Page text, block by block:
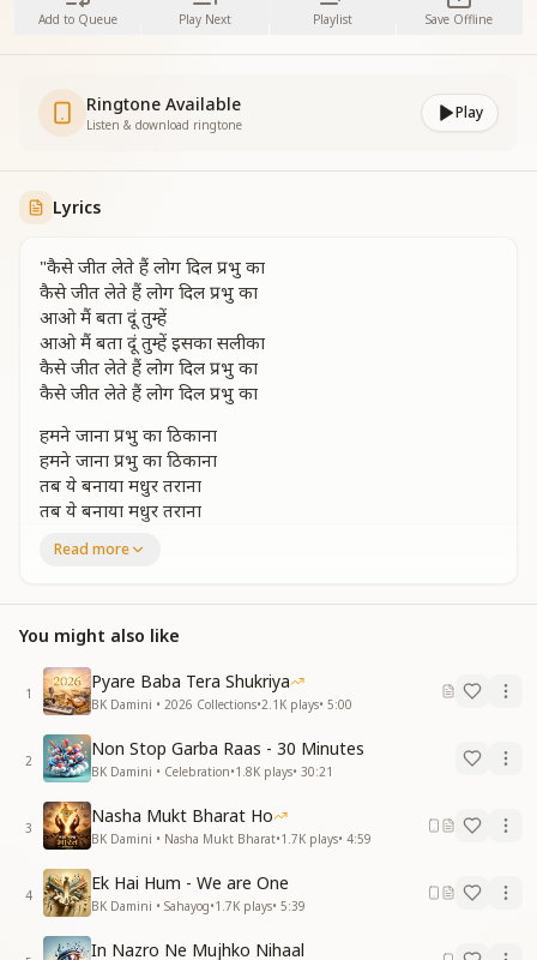
Add to Queue Play Next Playlist Save Offline
Ringtone Available
Listen & download ringtone
Play
Lyrics
"कैसे जीत लेते हैं लोग दिल प्रभु का
कैसे जीत लेते हैं लोग दिल प्रभु का
आओ मैं बता दूं तुम्हें
आओ मैं बता दूं तुम्हें इसका सलीका
कैसे जीत लेते हैं लोग दिल प्रभु का
कैसे जीत लेते हैं लोग दिल प्रभु का
हमने जाना प्रभु का ठिकाना
हमने जाना प्रभु का ठिकाना
तब ये बनाया मधुर तराना
तब ये बनाया मधुर तराना
कैसे देते भगवन ज्ञान का खजाना
आओ मैं बता दूं तुम्हें पता उस जहान का
कैसे जीत लेते हैं लोग दिल प्रभु का
कैसे जीत लेते हैं लोग दिल प्रभु का
देह को भूलो खुद को जानो
देह को भूलो खुद को जानो
आए कहां से ये पहचानो आए कहां से ये पहचानो
कैसे आते भगवन स्वर्ग को बनाने
कैसे आते भगवन स्वर्ग को बनाने
आओ मैं बता दूं तुम्हें
आओ मैं बता दूं तुम्हें
राज सृष्टि चक्र का
कैसे जीत लेते हैं लोग दिल प्रभु का
कैसे जीत लेते हैं लोग दिल प्रभु का
Read more
You might also like
1
Pyare Baba Tera Shukriya
BK Damini • 2026 Collections•2.1K plays• 5:00
2
Non Stop Garba Raas - 30 Minutes
BK Damini • Celebration•1.8K plays• 30:21
3
Nasha Mukt Bharat Ho
BK Damini • Nasha Mukt Bharat•1.7K plays• 4:59
4
Ek Hai Hum - We are One
BK Damini • Sahayog•1.7K plays• 5:39
In Nazro Ne Mujhko Nihaal